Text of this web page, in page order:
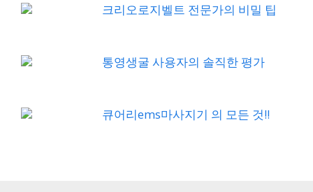
크리오로지벨트 전문가의 비밀 팁
통영생굴 사용자의 솔직한 평가
큐어리ems마사지기 의 모든 것!!